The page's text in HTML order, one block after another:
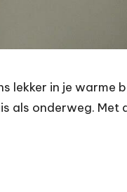
lekker in je warme
als onderweg. Met